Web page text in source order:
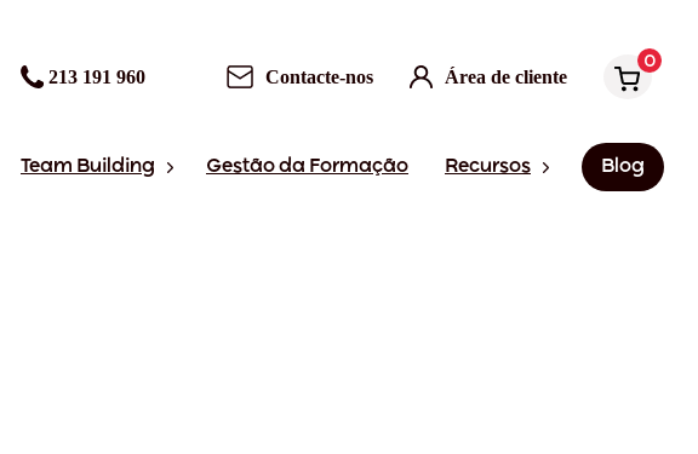
213 191 960 Contacte-nos Área de cliente
0
Team Building Gestão da Formação Recursos Blog